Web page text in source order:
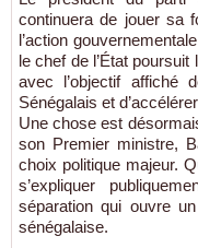
continuera de jouer sa
l’action
le chef de l’État
avec l’objectif affiché
Sénégalais et
Une chose est
son Premier ministre,
choix politique majeur.
s’expliquer
séparation qui ouvre
sénégalaise.